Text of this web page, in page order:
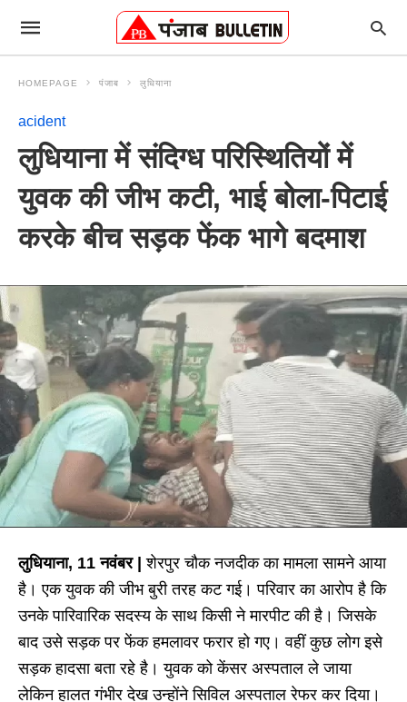
HOMEPAGE पंजाब लुधियाना
acident
लुधियाना में संदिग्ध परिस्थितियों में
युवक की जीभ कटी, भाई बोला-पिटाई
करके बीच सड़क फेंक भागे बदमाश
लुधियाना, 11 नवंबर |
शेरपुर चौक नजदीक का मामला सामने आया
है। एक युवक की जीभ बुरी तरह कट गई। परिवार का आरोप है कि
उनके पारिवारिक सदस्य के साथ किसी ने मारपीट की है। जिसके
बाद उसे सड़क पर फेंक हमलावर फरार हो गए। वहीं कुछ लोग इसे
सड़क हादसा बता रहे है। युवक को केंसर अस्पताल ले जाया
लेकिन हालत गंभीर देख उन्होंने सिविल अस्पताल रेफर कर दिया।